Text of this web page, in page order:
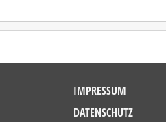
IMPRESSUM
DATENSCHUTZ